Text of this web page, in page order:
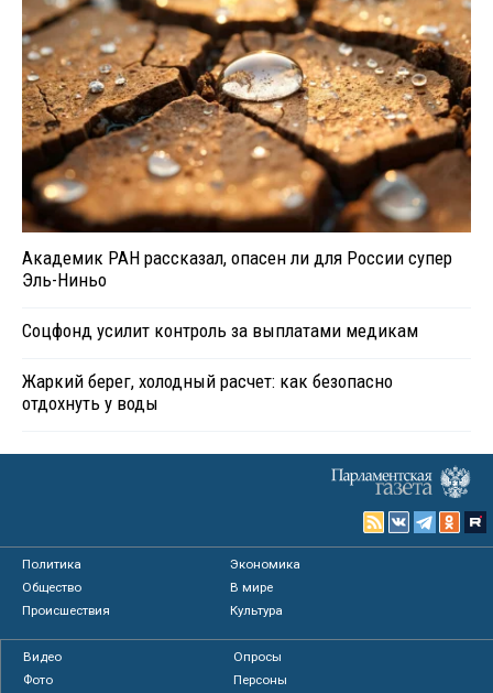
Академик РАН рассказал, опасен ли для России супер
Эль-Ниньо
Соцфонд усилит контроль за выплатами медикам
Жаркий берег, холодный расчет: как безопасно
отдохнуть у воды
Политика
Экономика
Общество
В мире
Происшествия
Культура
Видео
Опросы
Фото
Персоны